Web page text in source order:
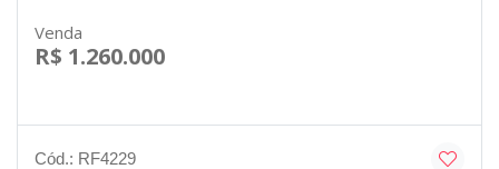
Venda
R$ 1.260.000
Cód.: RF4229